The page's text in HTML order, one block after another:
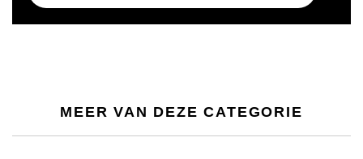
MEER VAN DEZE CATEGORIE